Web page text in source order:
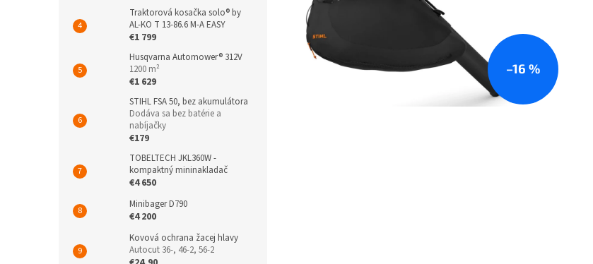
Traktorová kosačka solo® by
AL-KO T 13-86.6 M-A EASY
€1 799
Husqvarna Automower® 312V
1200 m²
€1 629
STIHL FSA 50, bez akumulátora
Dodáva sa bez batérie a
nabíjačky
€179
TOBELTECH JKL360W -
kompaktný mininakladač
€4 650
Minibager D790
€4 200
Kovová ochrana žacej hlavy
Autocut 36-, 46-2, 56-2
–16 %